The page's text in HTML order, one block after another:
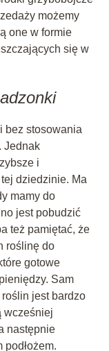
możemy
one w formie
się w
bez stosowania
Jednak
i
dziedzinie. Ma
mamy do
jest pobudzić
też pamiętać, że
roślinę do
gotowe
Sam
jest bardzo
wcześniej
następnie